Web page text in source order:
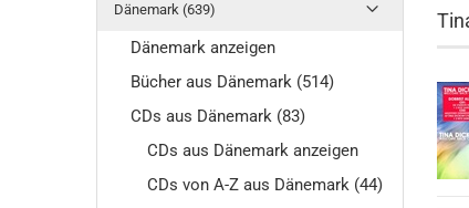
Dänemark (639)
Dänemark anzeigen
Bücher aus Dänemark (514)
CDs aus Dänemark (83)
CDs aus Dänemark anzeigen
CDs von A-Z aus Dänemark (44)